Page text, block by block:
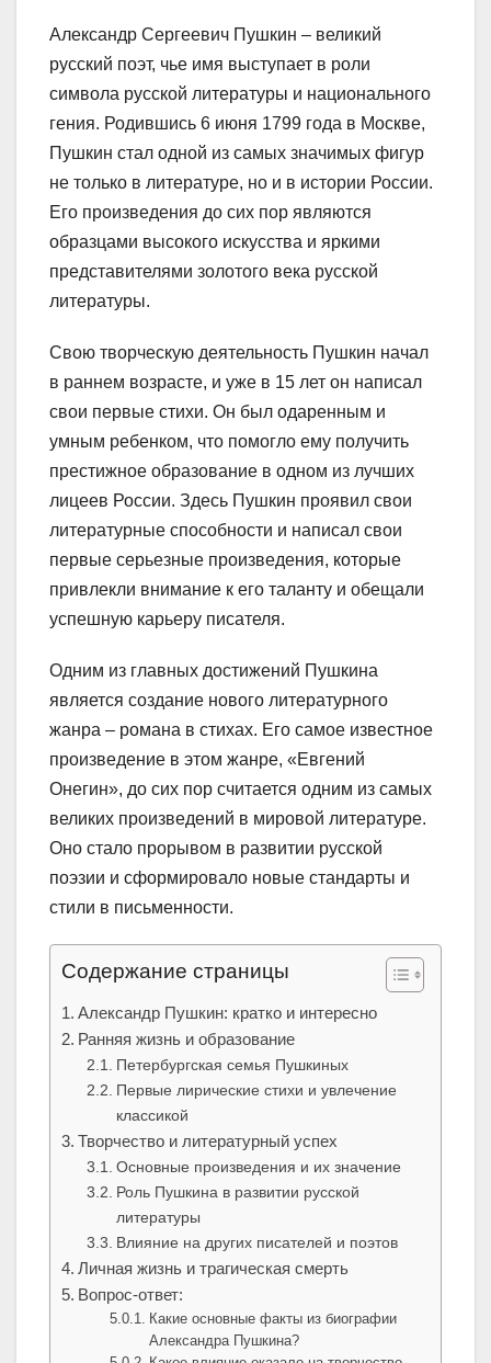
Александр Сергеевич Пушкин – великий
русский поэт, чье имя выступает в роли
символа русской литературы и национального
гения. Родившись 6 июня 1799 года в Москве,
Пушкин стал одной из самых значимых фигур
не только в литературе, но и в истории России.
Его произведения до сих пор являются
образцами высокого искусства и яркими
представителями золотого века русской
литературы.
Свою творческую деятельность Пушкин начал
в раннем возрасте, и уже в 15 лет он написал
свои первые стихи. Он был одаренным и
умным ребенком, что помогло ему получить
престижное образование в одном из лучших
лицеев России. Здесь Пушкин проявил свои
литературные способности и написал свои
первые серьезные произведения, которые
привлекли внимание к его таланту и обещали
успешную карьеру писателя.
Одним из главных достижений Пушкина
является создание нового литературного
жанра – романа в стихах. Его самое известное
произведение в этом жанре, «Евгений
Онегин», до сих пор считается одним из самых
великих произведений в мировой литературе.
Оно стало прорывом в развитии русской
поэзии и сформировало новые стандарты и
стили в письменности.
Содержание страницы
Александр Пушкин: кратко и интересно
Ранняя жизнь и образование
Петербургская семья Пушкиных
Первые лирические стихи и увлечение
классикой
Творчество и литературный успех
Основные произведения и их значение
Роль Пушкина в развитии русской
литературы
Влияние на других писателей и поэтов
Личная жизнь и трагическая смерть
Вопрос-ответ:
Какие основные факты из биографии
Александра Пушкина?